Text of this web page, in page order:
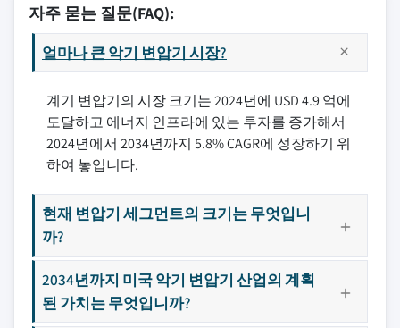
자주 묻는 질문(FAQ):
얼마나 큰 악기 변압기 시장?
계기 변압기의 시장 크기는 2024년에 USD 4.9 억에
도달하고 에너지 인프라에 있는 투자를 증가해서
2024년에서 2034년까지 5.8% CAGR에 성장하기 위
하여 놓입니다.
현재 변압기 세그먼트의 크기는 무엇입니
까?
2034년까지 미국 악기 변압기 산업의 계획
된 가치는 무엇입니까?